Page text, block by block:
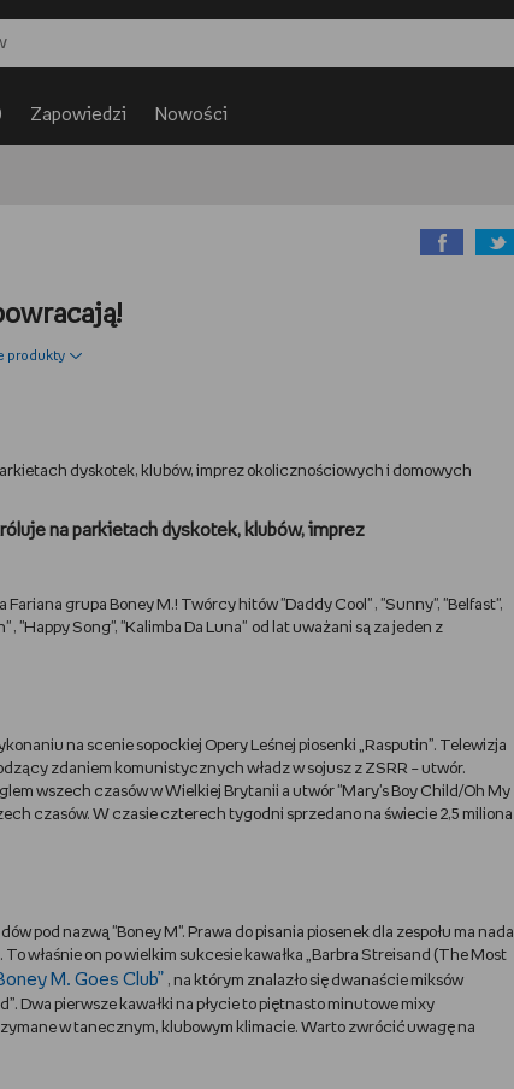
Zapowiedzi Nowości
produkty
dyskotek, klubów, imprez okolicznościowych i domowych
na parkietach dyskotek, klubów, imprez
grupa Boney M.! Twórcy hitów "Daddy Cool" , "Sunny", "Belfast",
, "Happy Song", "Kalimba Da Luna" od lat uważani są za jeden z
na scenie sopockiej Opery Leśnej piosenki „Rasputin”. Telewizja
zdaniem komunistycznych władz w sojusz z ZSRR – utwór.
wszech czasów w Wielkiej Brytanii a utwór "Mary's Boy Child/Oh My
czasów. W czasie czterech tygodni sprzedano na świecie 2,5 miliona
pod nazwą "Boney M". Prawa do pisania piosenek dla zespołu ma nadal
właśnie on po wielkim sukcesie kawałka „Barbra Streisand (The Most
M. Goes Club” , na którym znalazło się dwanaście miksów
Dwa pierwsze kawałki na płycie to piętnasto minutowe mixy
w tanecznym, klubowym klimacie. Warto zwrócić uwagę na